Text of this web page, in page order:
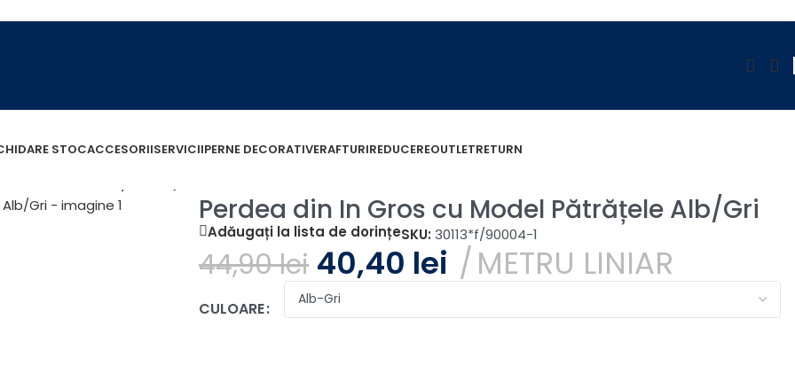
STOCACCESORIISERVICIIPERNE DECORATIVERAFTURIREDUCEREOUTLETRETURN
Perdea din In Gros cu Model Pătrățele Alb/Gri
Adăugați la lista de dorințeSKU: 30113*f/90004-1
44,90lei 40,40 lei METRU LINIAR
CULOARE